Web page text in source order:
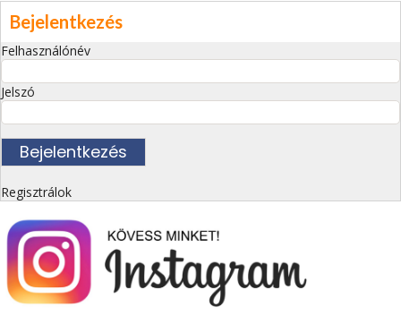
Bejelentkezés
Felhasználónév
Jelszó
Regisztrálok